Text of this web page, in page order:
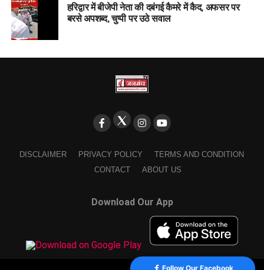
हरिद्वार में बीजेपी नेता की दबंगई कैमरे में कैद, अफसर पर
बरसे अपशब्द, चुप्पी पर उठे सवाल
DISCLAIMER PRIVACY POLICY
TERMS AND CONDITION
CONTACT
ABOUT US
Download Our App
Follow Our Facebook